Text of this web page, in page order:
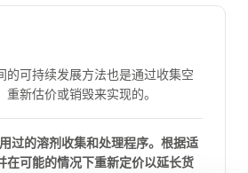
的可持续发展方法也是通过收集空
新估价或销毁来实现的。
过的溶剂收集和处理程序。根据适
在可能的情况下重新定价以延长货